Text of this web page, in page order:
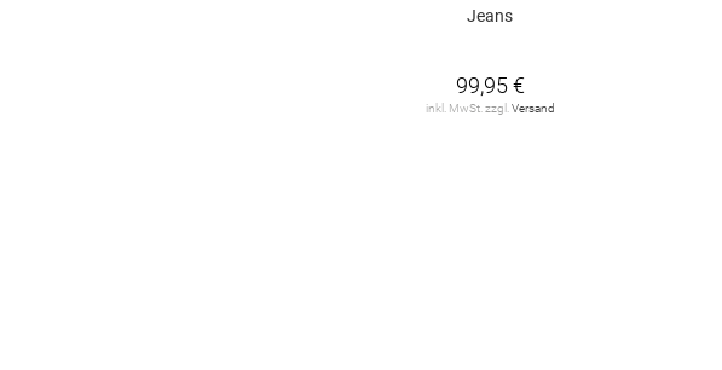
Jeans
99,95 €
inkl. MwSt. zzgl. Versand